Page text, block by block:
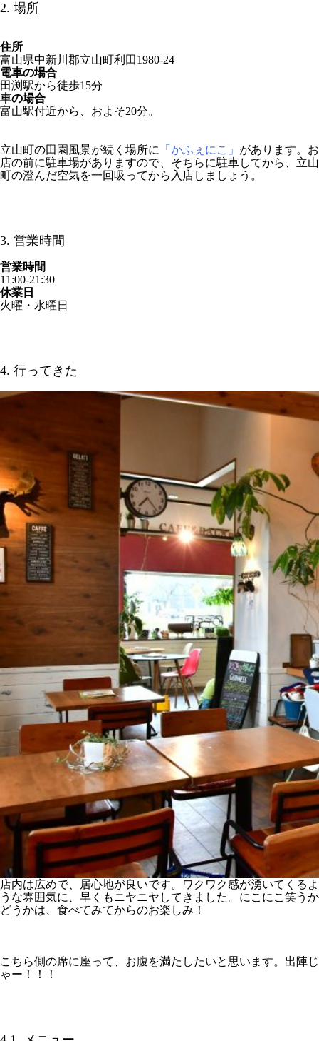
2. 場所
住所
富山県中新川郡立山町利田1980-24
電車の場合
田渕駅から徒歩15分
車の場合
富山駅付近から、およそ20分。
立山町の田園風景が続く場所に 「かふぇにこ」 があります。お
店の前に駐車場がありますので、そちらに駐車してから、立山
町の澄んだ空気を一回吸ってから入店しましょう。
3. 営業時間
営業時間
11:00-21:30
休業日
火曜・水曜日
4. 行ってきた
店内は広めで、居心地が良いです。ワクワク感が湧いてくるよ
うな雰囲気に、早くもニヤニヤしてきました。にこにこ笑うか
どうかは、食べてみてからのお楽しみ！
こちら側の席に座って、お腹を満たしたいと思います。出陣じ
ゃー！！！